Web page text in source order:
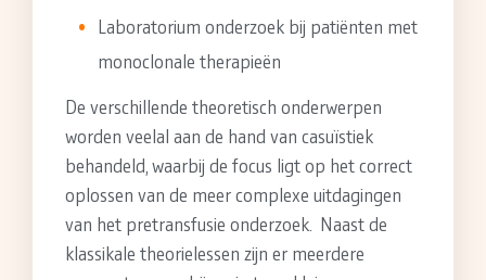
Laboratorium onderzoek bij patiënten met
monoclonale therapieën
De verschillende theoretisch onderwerpen
worden veelal aan de hand van casuïstiek
behandeld, waarbij de focus ligt op het correct
oplossen van de meer complexe uitdagingen
van het pretransfusie onderzoek. Naast de
klassikale theorielessen zijn er meerdere